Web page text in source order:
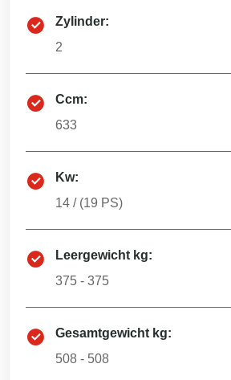
Zylinder:
2
Ccm:
633
Kw:
14 / (19 PS)
Leergewicht kg:
375 - 375
Gesamtgewicht kg:
508 - 508